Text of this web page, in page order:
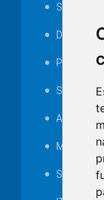
Serviços
Decretos
Portarias
SAMAE
Audiência
Serviços